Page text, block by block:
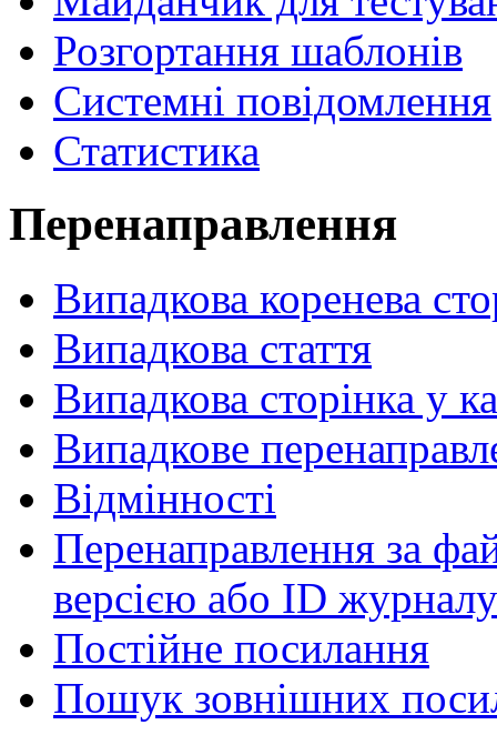
Розгортання шаблонів
Системні повідомлення
Статистика
Перенаправлення
Випадкова коренева
Випадкова стаття
Випадкова сторінка у
Випадкове
Відмінності
Перенаправлення за
версією або ID журналу
Постійне посилання
Пошук зовнішних